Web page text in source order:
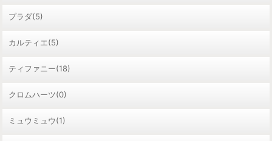
プラダ(5)
カルティエ(5)
ティファニー(18)
クロムハーツ(0)
ミュウミュウ(1)